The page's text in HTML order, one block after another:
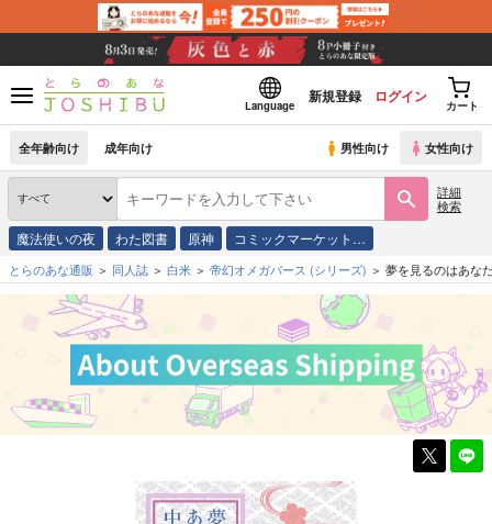
Language
新規登録 ログイン
カート
全年齢向け 成年向け 男性向け 女性向け
詳細
検索
魔法使いの夜 わた図書 原神 コミックマーケット…
とらのあな通販 同人誌 白米 帝幻オメガバース (シリーズ) 夢を見るのはあな